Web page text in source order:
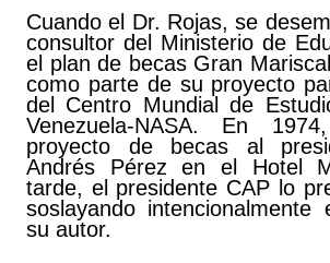
Cuando el Dr. Rojas, se
consultor del Ministerio de
el plan de becas Gran
como parte de su proyecto
del Centro Mundial de
Venezuela-NASA. En
proyecto de becas al
Andrés Pérez en el Hotel
tarde, el presidente CAP lo
soslayando intencionalmente
su autor.